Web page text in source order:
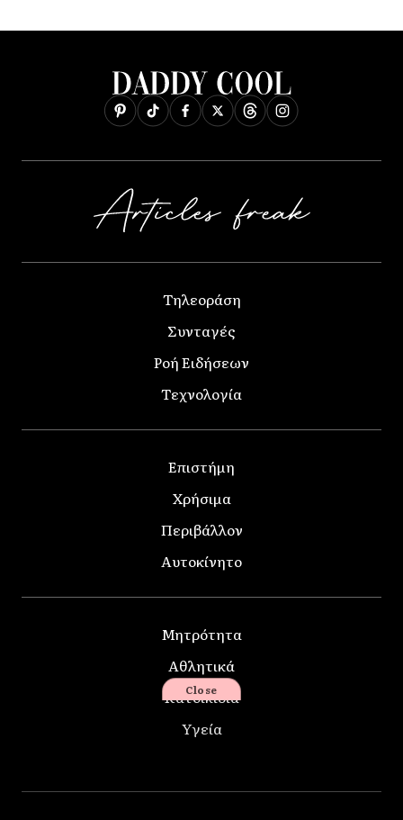
Τηλεοράση
Συνταγές
Ροή Ειδήσεων
Τεχνολογία
Επιστήμη
Χρήσιμα
Περιβάλλον
Αυτοκίνητο
Μητρότητα
Αθλητικά
Κατοικίδια
Υγεία
Close